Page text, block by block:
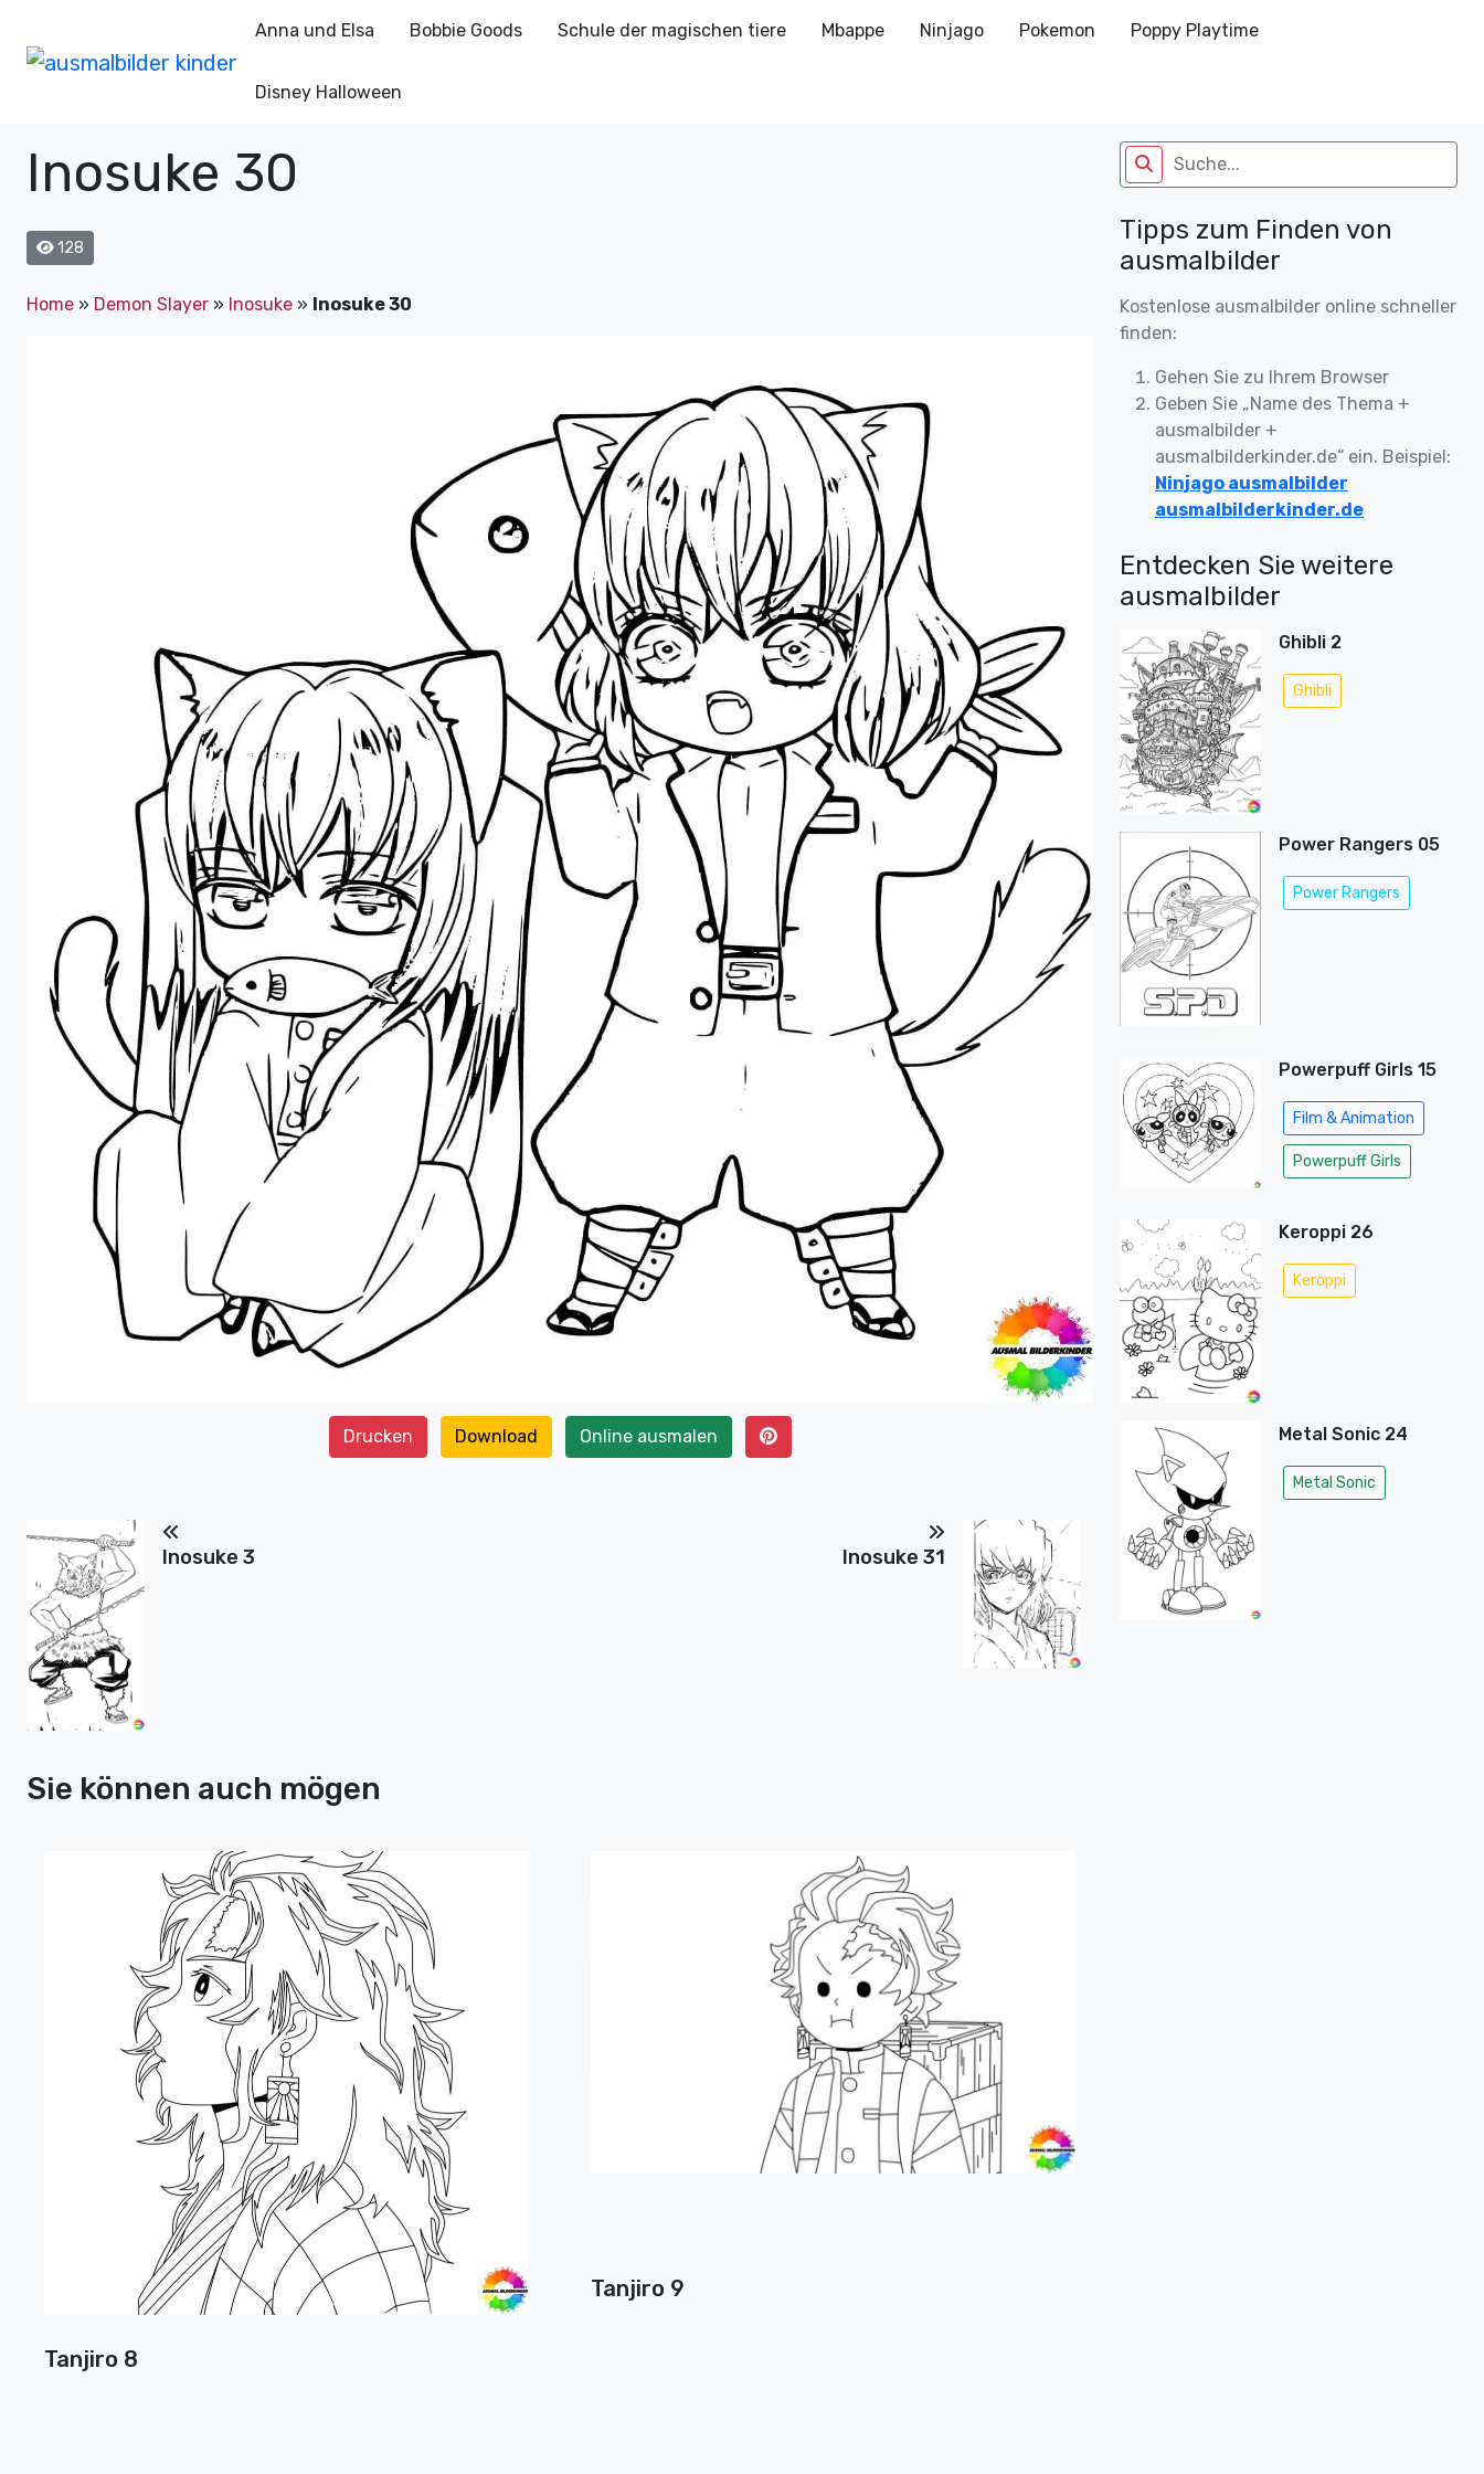
Anna und Elsa Bobbie Goods Schule der magischen tiere Mbappe Ninjago Pokemon Poppy Playtime
Disney Halloween
Inosuke 30
128
Home » Demon Slayer » Inosuke » Inosuke 30
Drucken Download Online ausmalen
Inosuke 3 Inosuke 31
Sie können auch mögen
Tanjiro 8
Tanjiro 9
Tipps zum Finden von
ausmalbilder
Kostenlose ausmalbilder online schneller
finden:
Gehen Sie zu Ihrem Browser
Geben Sie „Name des Thema +
ausmalbilder +
ausmalbilderkinder.de“ ein. Beispiel:
Ninjago ausmalbilder
ausmalbilderkinder.de
Entdecken Sie weitere
ausmalbilder
Ghibli 2
Ghibli
Power Rangers 05
Power Rangers
Powerpuff Girls 15
Film & Animation
Powerpuff Girls
Keroppi 26
Keroppi
Metal Sonic 24
Metal Sonic